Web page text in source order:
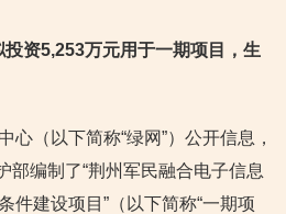
资5,253万元用于一期项目，生
心（以下简称“绿网”）公开信息，
部编制了“荆州军民融合电子信息
件建设项目”（以下简称“一期项